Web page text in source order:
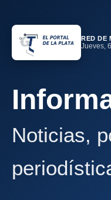
RED DE
Jueves,
Noticias,